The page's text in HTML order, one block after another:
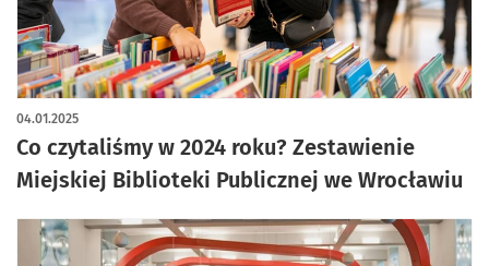
Co czytaliśmy w 2024 roku? Zestawienie
Miejskiej Biblioteki Publicznej we Wrocławiu
04.01.2025